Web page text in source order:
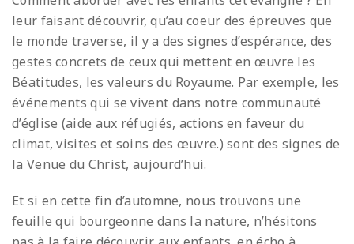
leur faisant découvrir, qu’au coeur des épreuves que
le monde traverse, il y a des signes d’espérance, des
gestes concrets de ceux qui mettent en œuvre les
Béatitudes, les valeurs du Royaume. Par exemple, les
événements qui se vivent dans notre communauté
d’église (aide aux réfugiés, actions en faveur du
climat, visites et soins des œuvre.) sont des signes de
la Venue du Christ, aujourd’hui.
Et si en cette fin d’automne, nous trouvons une
feuille qui bourgeonne dans la nature, n’hésitons